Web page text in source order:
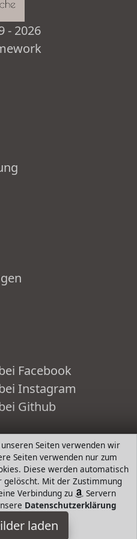
Seiten verwenden wir
Seiten verwenden nur zum
Diese werden automatisch
gelöscht. Mit der Zustimmung
Verbindung zu
Servern
Datenschutzerklärung
laden
- 2026
Facebook
Instagram
Github